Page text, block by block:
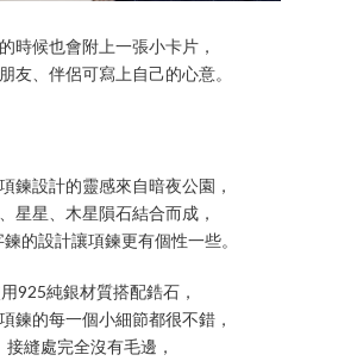
時候也會附上一張小卡片，
友、伴侶可寫上自己的心意。
鍊設計的靈感來自暗夜公園，
星星、木星隕石結合而成，
的設計讓項鍊更有個性一些。
925純銀材質搭配鋯石，
鍊的每一個小細節都很不錯，
接縫處完全沒有毛邊，